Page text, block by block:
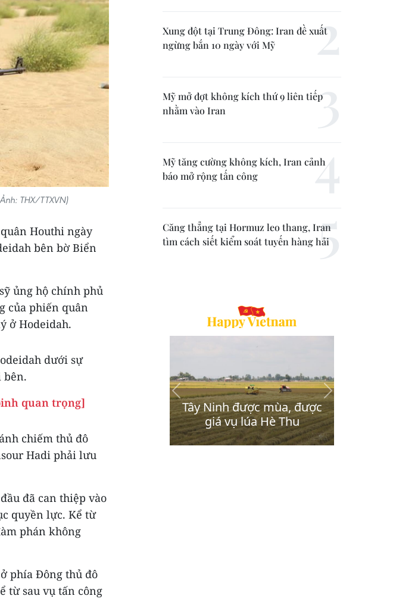
THX/TTXVN)
Houthi ngày
bên bờ Biển
ủng hộ chính phủ
của phiến quân
ở Hodeidah.
dưới sự
bên.
quan trọng]
chiếm thủ đô
Hadi phải lưu
đã can thiệp vào
quyền lực. Kể từ
phán không
phía Đông thủ đô
từ sau vụ tấn công
Xung đột tại Trung Đông: Iran đề xuất
ngừng bắn 10 ngày với Mỹ
Mỹ mở đợt không kích thứ 9 liên tiếp
nhằm vào Iran
Mỹ tăng cường không kích, Iran cảnh
báo mở rộng tấn công
Căng thẳng tại Hormuz leo thang, Iran
tìm cách siết kiểm soát tuyến hàng hải